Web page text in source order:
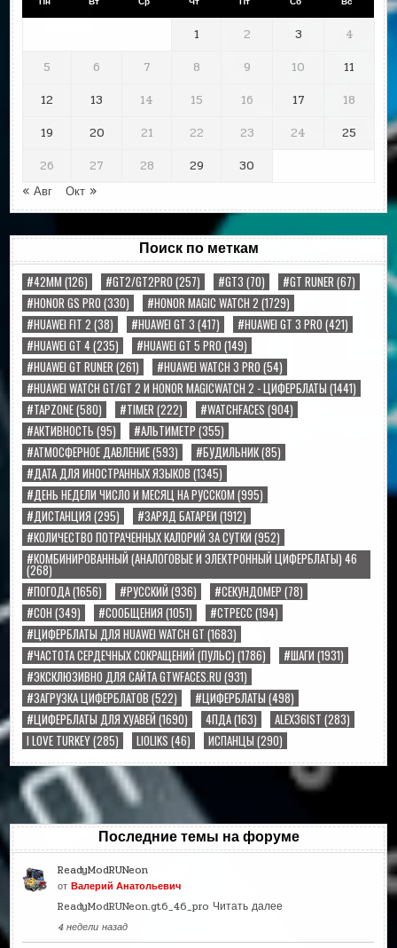
1 2 3
4
5
6 7 8 9 10
11
12
13 14 15 16 17
18
19
20 21 22 23 24
25
26
27 28 29
30
« Авг
Окт »
Поиск по меткам
#42MM (126) #GT2/GT2PRO (257) #GT3 (70) #GT RUNER (67)
#HONOR GS PRO (330) #HONOR MAGIC WATCH 2 (1729)
#HUAWEI FIT 2 (38) #HUAWEI GT 3 (417) #HUAWEI GT 3 PRO (421)
#HUAWEI GT 4(235) #HUAWEI GT 5 PRO (149)
#HUAWEI GT RUNER (261) #HUAWEI WATCH 3 PRO (54)
#HUAWEI WATCH GT/GT 2 И HONOR MAGICWATCH 2 - ЦИФЕРБЛАТЫ (1441)
#TAPZONE(580) #TIMER (222) #WATCHFACES (904)
#АКТИВНОСТЬ (95) #АЛЬТИМЕТР (355)
#АТМОСФЕРНОЕ ДАВЛЕНИЕ(593) #БУДИЛЬНИК(85)
#ДАТА ДЛЯ ИНОСТРАННЫХ ЯЗЫКОВ (1345)
#ДЕНЬ НЕДЕЛИ ЧИСЛО И МЕСЯЦ НА РУССКОМ (995)
#ДИСТАНЦИЯ (295) #ЗАРЯД БАТАРЕИ (1912)
#КОЛИЧЕСТВО ПОТРАЧЕННЫХ КАЛОРИЙ ЗА СУТКИ (952)
#КОМБИНИРОВАННЫЙ (АНАЛОГОВЫЕ И ЭЛЕКТРОННЫЙ ЦИФЕРБЛАТЫ) 46
(268)
#ПОГОДА(1656) #РУССКИЙ (936) #СЕКУНДОМЕР (78)
#СОН (349) #СООБЩЕНИЯ (1051) #СТРЕСС (194)
#ЦИФЕРБЛАТЫ ДЛЯ HUAWEI WATCH GT (1683)
#ЧАСТОТА СЕРДЕЧНЫХ СОКРАЩЕНИЙ (ПУЛЬС) (1786) #ШАГИ (1931)
#ЭКСКЛЮЗИВНО ДЛЯ САЙТА GTWFACES.RU (931)
#ЗАГРУЗКА ЦИФЕРБЛАТОВ (522) #ЦИФЕРБЛАТЫ (498)
#ЦИФЕРБЛАТЫ ДЛЯ ХУАВЕЙ (1690) 4ПДА(163) ALEX36IST (283)
I LOVE TURKEY(285) LIOLIKS (46) ИСПАНЦЫ (290)
Последние темы на форуме
ReadyModRUNeon
отВалерий Анатольевич
ReadyModRUNeon.gt6_46_pro Читать далее
4 недели назад